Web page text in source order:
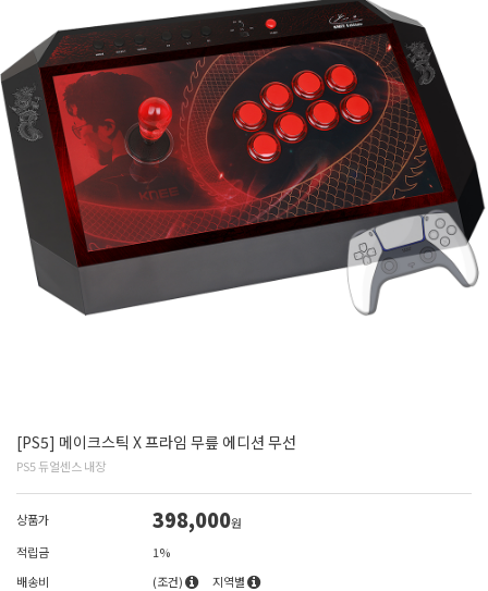
[PS5] 메이크스틱 X 프라임 무릎 에디션 무선
PS5 듀얼센스 내장
상품가 398,000원
적립금
1%
배송비
(조건)
지역별